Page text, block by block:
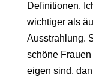
Definitionen.
wichtiger als
Ausstrahlung.
schöne
eigen sind,